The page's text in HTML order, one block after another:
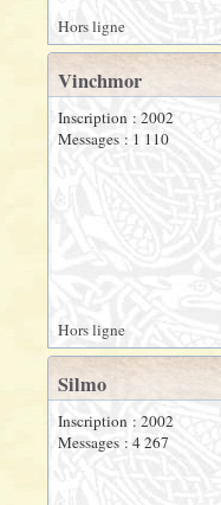
Hors ligne
Vinchmor
Inscription : 2002
Messages : 1 110
Hors ligne
Silmo
Inscription : 2002
Messages : 4 267